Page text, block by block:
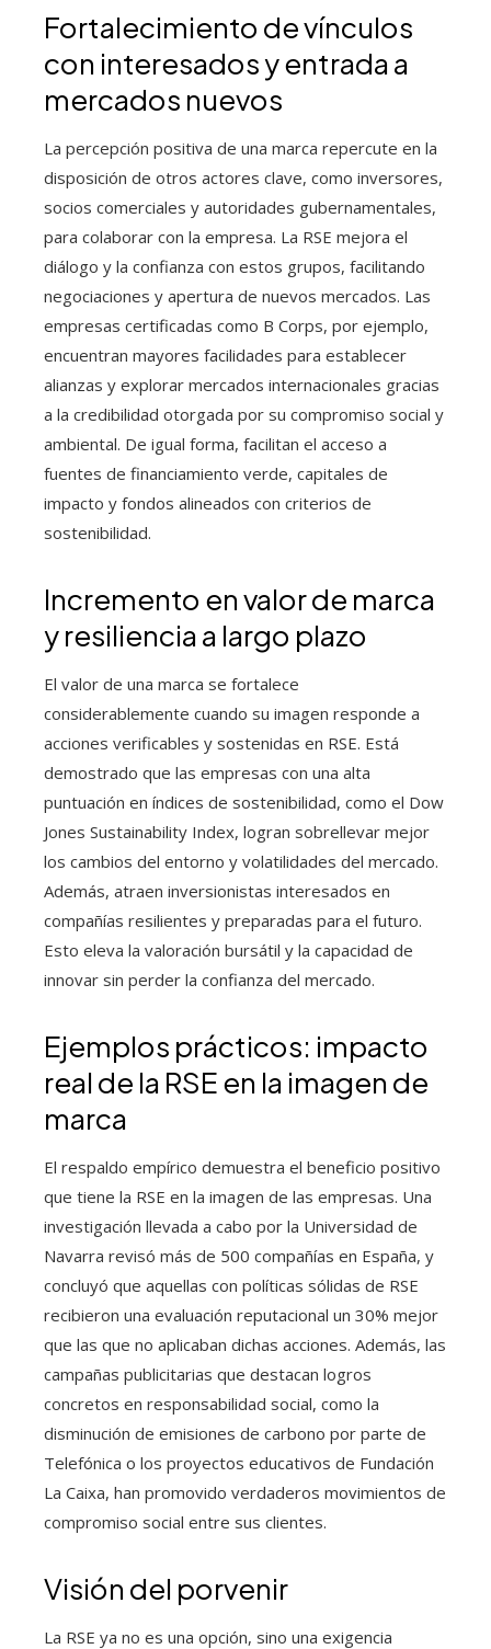
Fortalecimiento de vínculos
con interesados y entrada a
mercados nuevos
La percepción positiva de una marca repercute en la
disposición de otros actores clave, como inversores,
socios comerciales y autoridades gubernamentales,
para colaborar con la empresa. La RSE mejora el
diálogo y la confianza con estos grupos, facilitando
negociaciones y apertura de nuevos mercados. Las
empresas certificadas como B Corps, por ejemplo,
encuentran mayores facilidades para establecer
alianzas y explorar mercados internacionales gracias
a la credibilidad otorgada por su compromiso social y
ambiental. De igual forma, facilitan el acceso a
fuentes de financiamiento verde, capitales de
impacto y fondos alineados con criterios de
sostenibilidad.
Incremento en valor de marca
y resiliencia a largo plazo
El valor de una marca se fortalece
considerablemente cuando su imagen responde a
acciones verificables y sostenidas en RSE. Está
demostrado que las empresas con una alta
puntuación en índices de sostenibilidad, como el Dow
Jones Sustainability Index, logran sobrellevar mejor
los cambios del entorno y volatilidades del mercado.
Además, atraen inversionistas interesados en
compañías resilientes y preparadas para el futuro.
Esto eleva la valoración bursátil y la capacidad de
innovar sin perder la confianza del mercado.
Ejemplos prácticos: impacto
real de la RSE en la imagen de
marca
El respaldo empírico demuestra el beneficio positivo
que tiene la RSE en la imagen de las empresas. Una
investigación llevada a cabo por la Universidad de
Navarra revisó más de 500 compañías en España, y
concluyó que aquellas con políticas sólidas de RSE
recibieron una evaluación reputacional un 30% mejor
que las que no aplicaban dichas acciones. Además, las
campañas publicitarias que destacan logros
concretos en responsabilidad social, como la
disminución de emisiones de carbono por parte de
Telefónica o los proyectos educativos de Fundación
La Caixa, han promovido verdaderos movimientos de
compromiso social entre sus clientes.
Visión del porvenir
La RSE ya no es una opción, sino una exigencia